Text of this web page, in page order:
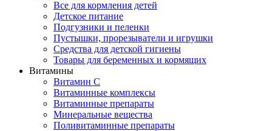
Все для кормления детей
Детское питание
Подгузники и пеленки
Пустышки, прорезыватели и игрушки
Средства для детской гигиены
Товары для беременных и кормящих
Витамины
Витамин С
Витаминные комплексы
Витаминные препараты
Минеральные вещества
Поливитаминные препараты